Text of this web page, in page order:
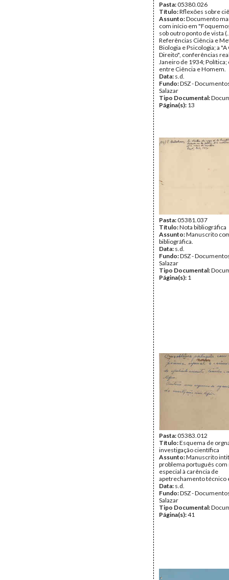
Pasta:05380.026
Título:Rflexões sobre
Assunto:Documento
com início em
sob outro ponto de vista
Referências Ciência e
Biologia e Psicologia; a "A
Direito", conferências
Janeiro de 1934;
entre Ciência e Homem.
Data: s.d.
Fundo:DSZ -
Salazar
Tipo Documental:
Página(s): 13
Pasta:05381.037
Título:Nota bibliográfica
Assunto:Manuscrito
bibliográfica.
Data: s.d.
Fundo:DSZ -
Salazar
Tipo Documental:
Página(s): 1
Pasta:05383.012
Título:Esquema de
investigação científica
Assunto:Manuscrito
problema português
especial à carência de
apetrechamento técnico
Data: s.d.
Fundo:DSZ -
Salazar
Tipo Documental:
Página(s):41